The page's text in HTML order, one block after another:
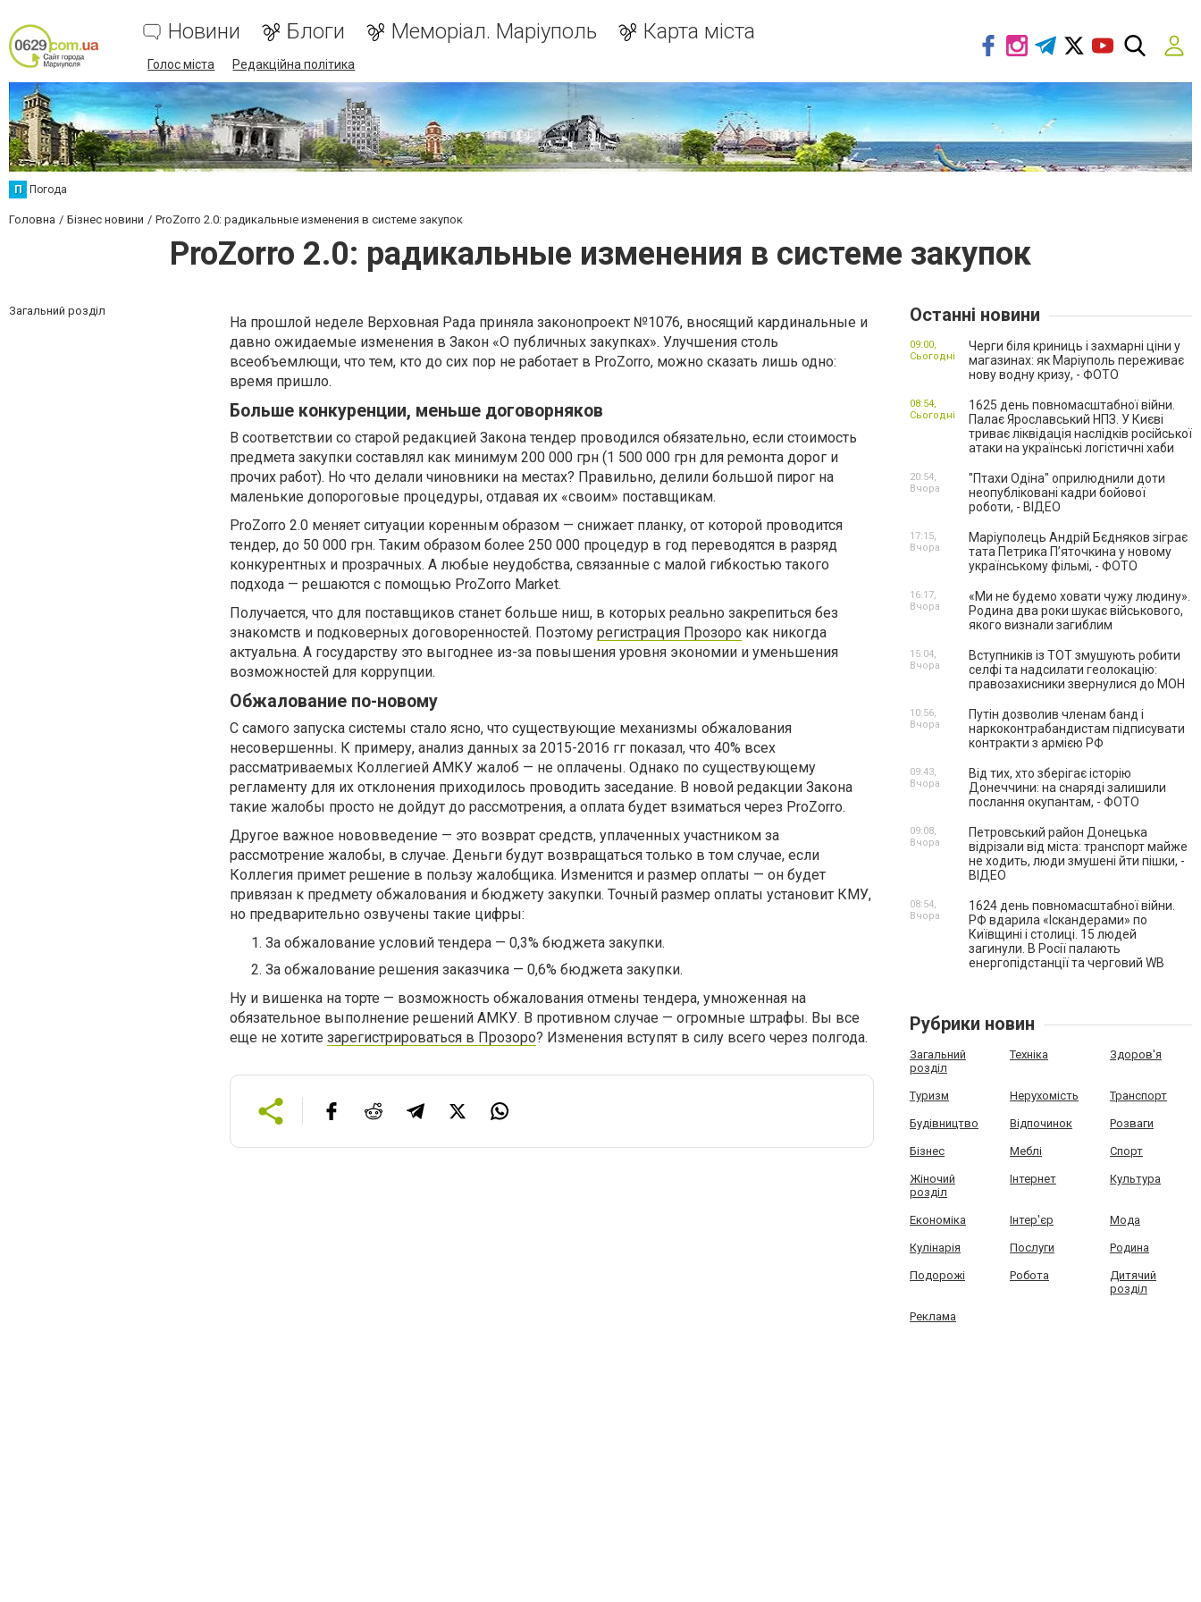
Новини Блоги Меморіал. Маріуполь Карта міста
Голос міста Редакційна політика
П Погода
Головна Бізнес новини ProZorro 2.0: радикальные изменения в системе закупок
ProZorro 2.0: радикальные изменения в системе закупок
Загальний розділ
На прошлой неделе Верховная Рада приняла законопроект №1076, вносящий кардинальные и
давно ожидаемые изменения в Закон «О публичных закупках». Улучшения столь
всеобъемлющи, что тем, кто до сих пор не работает в ProZorro, можно сказать лишь одно:
время пришло.
Больше конкуренции, меньше договорняков
В соответствии со старой редакцией Закона тендер проводился обязательно, если стоимость
предмета закупки составлял как минимум 200 000 грн (1 500 000 грн для ремонта дорог и
прочих работ). Но что делали чиновники на местах? Правильно, делили большой пирог на
маленькие допороговые процедуры, отдавая их «своим» поставщикам.
ProZorro 2.0 меняет ситуации коренным образом — снижает планку, от которой проводится
тендер, до 50 000 грн. Таким образом более 250 000 процедур в год переводятся в разряд
конкурентных и прозрачных. А любые неудобства, связанные с малой гибкостью такого
подхода — решаются с помощью ProZorro Market.
Получается, что для поставщиков станет больше ниш, в которых реально закрепиться без
знакомств и подковерных договоренностей. Поэтому регистрация Прозоро как никогда
актуальна. А государству это выгоднее из-за повышения уровня экономии и уменьшения
возможностей для коррупции.
Обжалование по-новому
С самого запуска системы стало ясно, что существующие механизмы обжалования
несовершенны. К примеру, анализ данных за 2015-2016 гг показал, что 40% всех
рассматриваемых Коллегией АМКУ жалоб — не оплачены. Однако по существующему
регламенту для их отклонения приходилось проводить заседание. В новой редакции Закона
такие жалобы просто не дойдут до рассмотрения, а оплата будет взиматься через ProZorro.
Другое важное нововведение — это возврат средств, уплаченных участником за
рассмотрение жалобы, в случае. Деньги будут возвращаться только в том случае, если
Коллегия примет решение в пользу жалобщика. Изменится и размер оплаты — он будет
привязан к предмету обжалования и бюджету закупки. Точный размер оплаты установит КМУ,
но предварительно озвучены такие цифры:
За обжалование условий тендера — 0,3% бюджета закупки.
За обжалование решения заказчика — 0,6% бюджета закупки.
Ну и вишенка на торте — возможность обжалования отмены тендера, умноженная на
обязательное выполнение решений АМКУ. В противном случае — огромные штрафы. Вы все
еще не хотите зарегистрироваться в Прозоро? Изменения вступят в силу всего через полгода.
Останні новини
Черги біля криниць і захмарні ціни у
магазинах: як Маріуполь переживає
нову водну кризу, - ФОТО
09:00,
Сьогодні
1625 день повномасштабної війни.
Палає Ярославський НПЗ. У Києві
триває ліквідація наслідків російської
атаки на українські логістичні хаби
08:54,
Сьогодні
"Птахи Одіна" оприлюднили доти
неопубліковані кадри бойової
роботи, - ВІДЕО
20:54,
Вчора
Маріуполець Андрій Бєдняков зіграє
тата Петрика П’яточкина у новому
українському фільмі, - ФОТО
17:15,
Вчора
«Ми не будемо ховати чужу людину».
Родина два роки шукає військового,
якого визнали загиблим
16:17,
Вчора
Вступників із ТОТ змушують робити
селфі та надсилати геолокацію:
правозахисники звернулися до МОН
15:04,
Вчора
Путін дозволив членам банд і
наркоконтрабандистам підписувати
контракти з армією РФ
10:56,
Вчора
Від тих, хто зберігає історію
Донеччини: на снаряді залишили
послання окупантам, - ФОТО
09:43,
Вчора
Петровський район Донецька
відрізали від міста: транспорт майже
не ходить, люди змушені йти пішки, -
ВІДЕО
09:08,
Вчора
1624 день повномасштабної війни.
РФ вдарила «Іскандерами» по
Київщині і столиці. 15 людей
загинули. В Росії палають
енергопідстанції та черговий WB
08:54,
Вчора
Рубрики новин
Загальний
розділ
Техніка Здоров'я
Туризм Нерухомість Транспорт
Будівництво Відпочинок Розваги
Бізнес Меблі Спорт
Жіночий
розділ
Інтернет Культура
Економіка Інтер'єр Мода
Кулінарія Послуги Родина
Подорожі Робота
Дитячий
розділ
Реклама